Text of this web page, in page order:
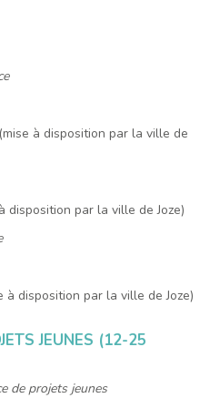
à disposition par la ville de
disposition par la ville de Joze)
à disposition par la ville de Joze)
JEUNES (12-25
de projets jeunes